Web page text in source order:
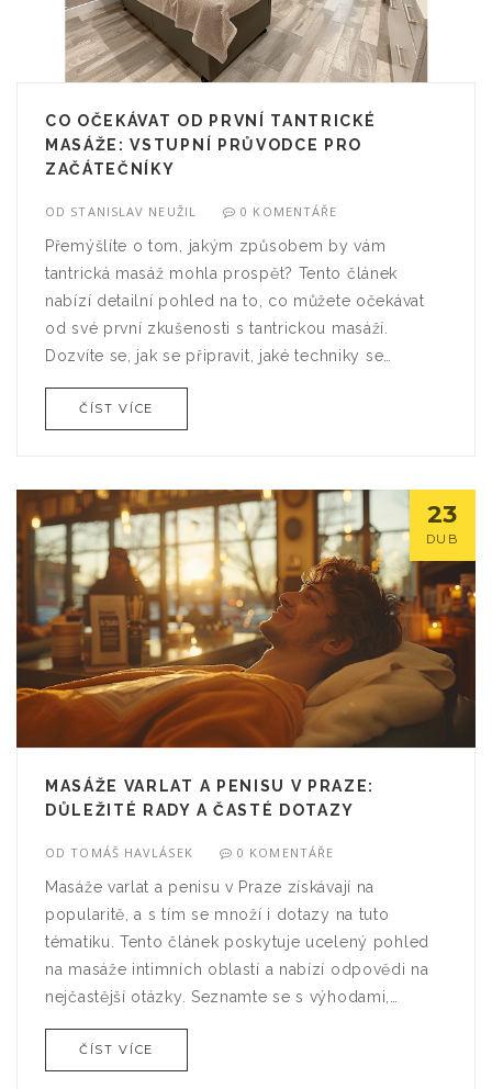
CO OČEKÁVAT OD PRVNÍ TANTRICKÉ
MASÁŽE: VSTUPNÍ PRŮVODCE PRO
ZAČÁTEČNÍKY
OD STANISLAV NEUŽIL 0 KOMENTÁŘE
Přemýšlíte o tom, jakým způsobem by vám
tantrická masáž mohla prospět? Tento článek
nabízí detailní pohled na to, co můžete očekávat
od své první zkušenosti s tantrickou masáží.
Dozvíte se, jak se připravit, jaké techniky se
používají a jaké výhody pro tělo a mysl může
přinést. Nabízíme také tipy na to, jak si vybrat
ČÍST VÍCE
23
DUB
MASÁŽE VARLAT A PENISU V PRAZE:
DŮLEŽITÉ RADY A ČASTÉ DOTAZY
ODTOMÁŠ HAVLÁSEK 0 KOMENTÁŘE
Masáže varlat a penisu v Praze získávají na
popularitě, a s tím se množí i dotazy na tuto
tématiku. Tento článek poskytuje ucelený pohled
na masáže intimních oblastí a nabízí odpovědi na
nejčastější otázky. Seznamte se s výhodami,
technikami a důležitou roli komunikace. Zjistěte,
jak vybrat správného terapeuta a jaké jsou
ČÍST VÍCE